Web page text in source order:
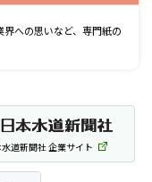
への思いなど、専門紙の
水道新聞社 企業サイト